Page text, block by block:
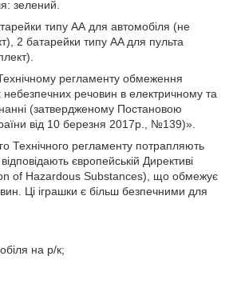
зелений.
типу АА для автомобіля (не
2 батарейки типу AA для пульта
регламенту обмеження
небезпечних речовин в електричному та
(затвердженому Постановою
від 10 березня 2017р., №139)».
Технічного регламенту потрапляють
європейській Директиві
of Hazardous Substances), що обмежує
Ці іграшки є більш безпечними для
на р/к;